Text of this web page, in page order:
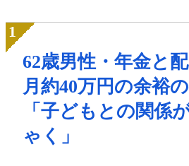
62歳男性・年金と
月約40万円の余裕
「子どもとの関係
ゃく」